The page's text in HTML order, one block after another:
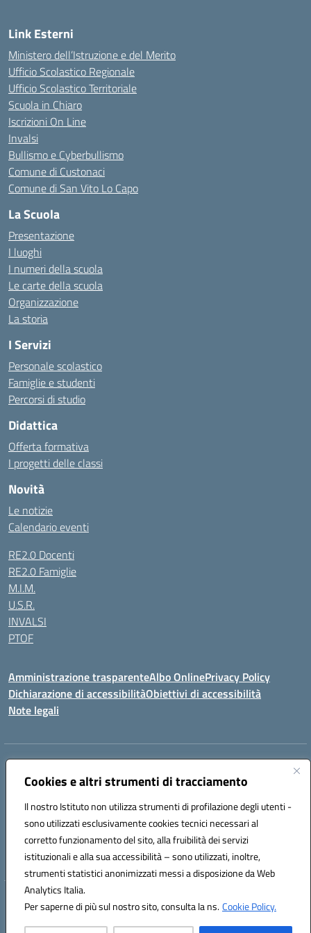
Cookies e altri strumenti di tracciamento
Il nostro Istituto non utilizza strumenti di profilazione degli utenti -
sono utilizzati esclusivamente cookies tecnici necessari al
corretto funzionamento del sito, alla fruibilità dei servizi
istituzionali e alla sua accessibilità – sono utilizzati, inoltre,
strumenti statistici anonimizzati messi a disposizione da Web
Analytics Italia.
Per saperne di più sul nostro sito, consulta la ns.Cookie Policy.
Link Esterni
Ministero dell’Istruzione e del Merito
Ufficio Scolastico Regionale
Ufficio Scolastico Territoriale
Scuola in Chiaro
Iscrizioni On Line
Invalsi
Bullismo e Cyberbullismo
Comune di Custonaci
Comune di San Vito Lo Capo
La Scuola
Presentazione
I luoghi
I numeri della scuola
Le carte della scuola
Organizzazione
La storia
I Servizi
Personale scolastico
Famiglie e studenti
Percorsi di studio
Didattica
Offerta formativa
I progetti delle classi
Novità
Le notizie
Calendario eventi
RE2.0 Docenti
RE2.0 Famiglie
M.I.M.
U.S.R.
INVALSI
PTOF
Amministrazione trasparenteAlbo OnlinePrivacy Policy
Dichiarazione di accessibilitàObiettivi di accessibilità
Note legali
Indirizzo:
Centralino:09231872080 Email:tpic80900q@istruzione.it
Codice fiscale: 80006340816
Codice meccanografico:
TPIC80900Q
Codice unico di fatturazione (CUF): UF4ZXT
Hosting & Powered by 3D Solution S.r.l.
Concept & Design by Designers Italia